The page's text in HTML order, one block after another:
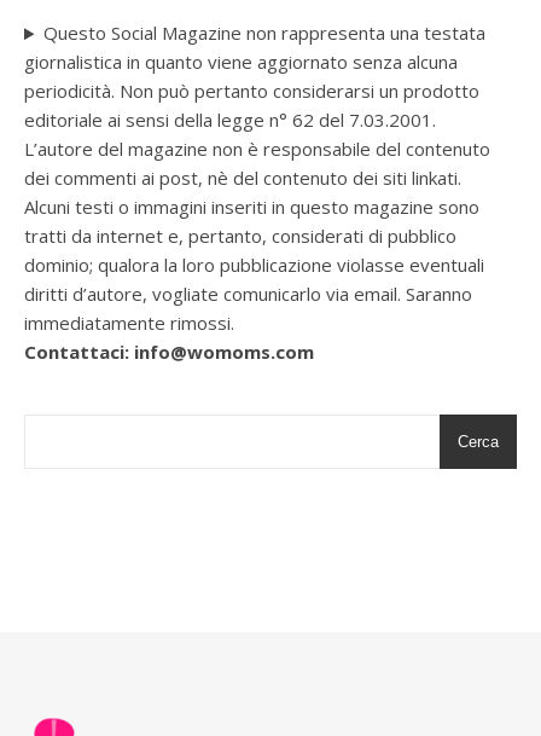
Questo Social Magazine non rappresenta una testata
giornalistica in quanto viene aggiornato senza alcuna
periodicità. Non può pertanto considerarsi un prodotto
editoriale ai sensi della legge n° 62 del 7.03.2001.
L’autore del magazine non è responsabile del contenuto
dei commenti ai post, nè del contenuto dei siti linkati.
Alcuni testi o immagini inseriti in questo magazine sono
tratti da internet e, pertanto, considerati di pubblico
dominio; qualora la loro pubblicazione violasse eventuali
diritti d’autore, vogliate comunicarlo via email. Saranno
immediatamente rimossi.
Contattaci: info@womoms.com
Cerca